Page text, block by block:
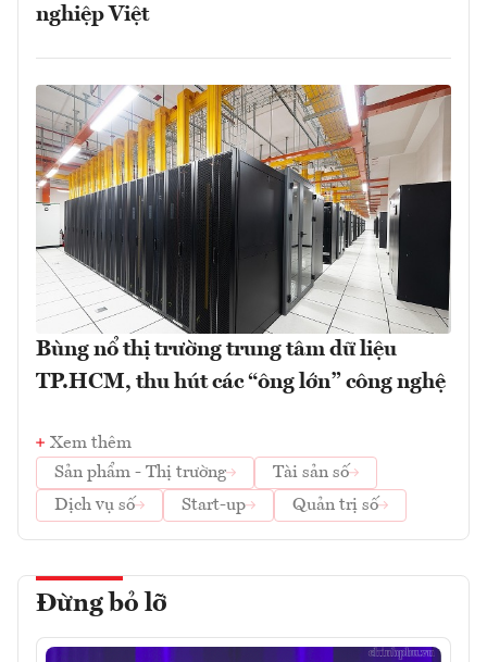
nghiệp Việt
Bùng nổ thị trường trung tâm dữ liệu
TP.HCM, thu hút các “ông lớn” công nghệ
Xem thêm
Sản phẩm - Thị trường
Tài sản số
Dịch vụ số
Start-up Quản trị số
Đừng bỏ lỡ